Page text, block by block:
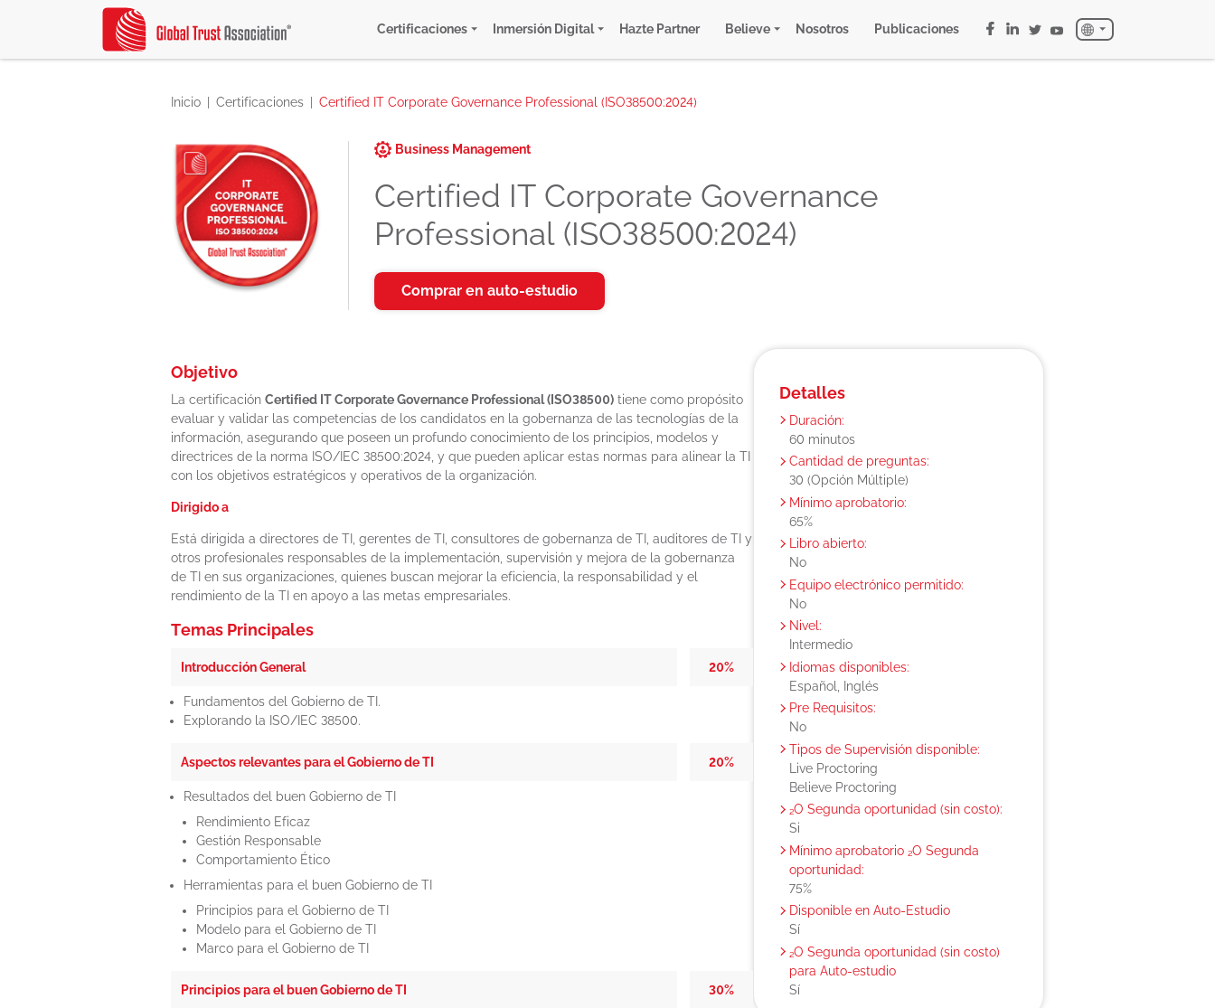
Certificaciones Inmersión Digital Hazte Partner Believe Nosotros Publicaciones
Inicio Certificaciones Certified IT Corporate Governance Professional (ISO38500:2024)
Business Management
Certified IT Corporate Governance
Professional (ISO38500:2024)
Comprar en auto-estudio
Objetivo
La certificación Certified IT Corporate Governance Professional (ISO38500) tiene como propósito
evaluar y validar las competencias de los candidatos en la gobernanza de las tecnologías de la
información, asegurando que poseen un profundo conocimiento de los principios, modelos y
directrices de la norma ISO/IEC 38500:2024, y que pueden aplicar estas normas para alinear la TI
con los objetivos estratégicos y operativos de la organización.
Dirigido a
Está dirigida a directores de TI, gerentes de TI, consultores de gobernanza de TI, auditores de TI y
otros profesionales responsables de la implementación, supervisión y mejora de la gobernanza
de TI en sus organizaciones, quienes buscan mejorar la eficiencia, la responsabilidad y el
rendimiento de la TI en apoyo a las metas empresariales.
Temas Principales
Introducción General 20%
Fundamentos del Gobierno de TI.
Explorando la ISO/IEC 38500.
Aspectos relevantes para el Gobierno de TI 20%
Resultados del buen Gobierno de TI
Rendimiento Eficaz
Gestión Responsable
Comportamiento Ético
Herramientas para el buen Gobierno de TI
Principios para el Gobierno de TI
Modelo para el Gobierno de TI
Marco para el Gobierno de TI
Principios para el buen Gobierno de TI 30%
Detalles
Duración:
60 minutos
Cantidad de preguntas:
30 (Opción Múltiple)
Mínimo aprobatorio:
65%
Libro abierto:
No
Equipo electrónico permitido:
No
Nivel:
Intermedio
Idiomas disponibles:
Español, Inglés
Pre Requisitos:
No
Tipos de Supervisión disponible:
Live Proctoring
Believe Proctoring
₂O Segunda oportunidad (sin costo):
Si
Mínimo aprobatorio ₂O Segunda
oportunidad:
75%
Disponible en Auto-Estudio
Sí
₂O Segunda oportunidad (sin costo)
para Auto-estudio
Sí